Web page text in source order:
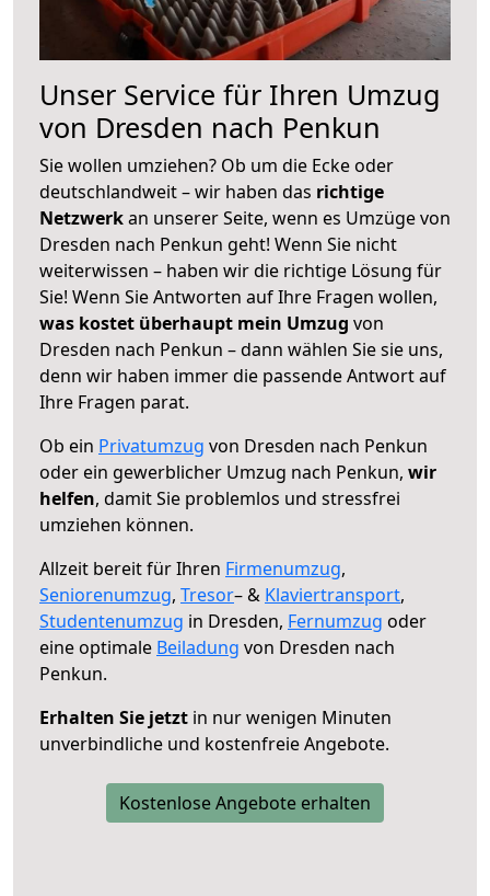
Unser Service für Ihren Umzug
von Dresden nach Penkun
Sie wollen umziehen? Ob um die Ecke oder
deutschlandweit – wir haben das richtige
Netzwerkan unserer Seite, wenn es Umzüge von
Dresden nach Penkun geht! Wenn Sie nicht
weiterwissen – haben wir die richtige Lösung für
Sie! Wenn Sie Antworten auf Ihre Fragen wollen,
was kostet überhaupt mein Umzug von
Dresden nach Penkun – dann wählen Sie sie uns,
denn wir haben immer die passende Antwort auf
Ihre Fragen parat.
Ob ein Privatumzug von Dresden nach Penkun
oder ein gewerblicher Umzug nach Penkun, wir
helfen, damit Sie problemlos und stressfrei
umziehen können.
Allzeit bereit für Ihren Firmenumzug,
Seniorenumzug, Tresor– & Klaviertransport,
Studentenumzug in Dresden, Fernumzug oder
eine optimale Beiladung von Dresden nach
Penkun.
Erhalten Sie jetzt in nur wenigen Minuten
unverbindliche und kostenfreie Angebote.
Kostenlose Angebote erhalten